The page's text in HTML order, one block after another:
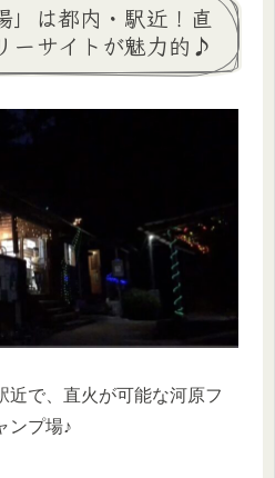
」は都内・駅近！直
ーサイトが魅力的♪
近で、直火が可能な河原フ
ンプ場♪